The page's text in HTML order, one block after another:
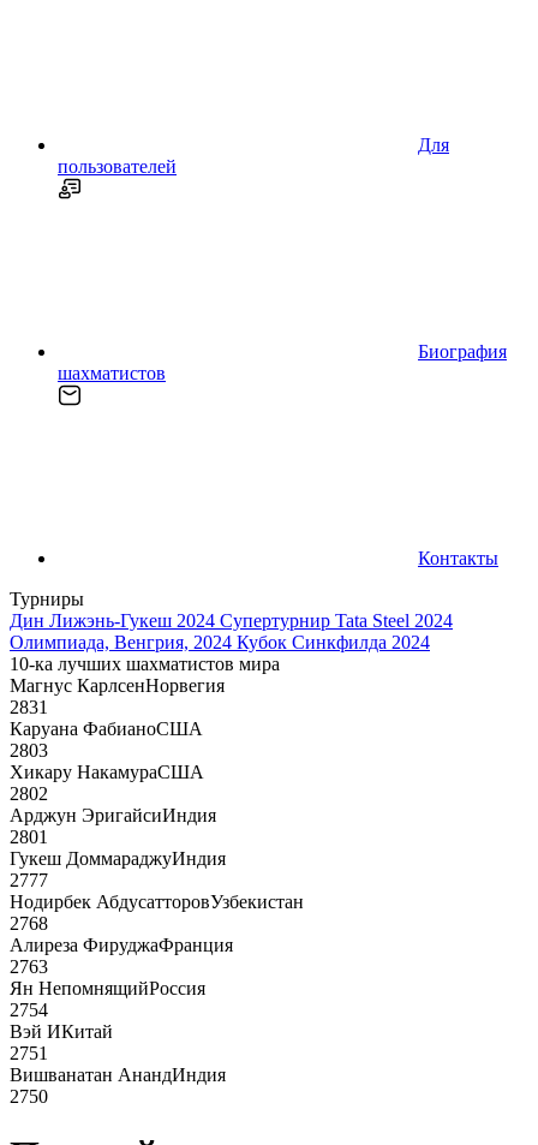
Для
пользователей
Биография
шахматистов
Контакты
Турниры
Дин Лижэнь-Гукеш 2024 Супертурнир Tata Steel 2024
Олимпиада, Венгрия, 2024 Кубок Синкфилда 2024
10-ка лучших шахматистов мира
Магнус КарлсенНорвегия
2831
Каруана ФабианоСША
2803
Хикару НакамураСША
2802
Арджун ЭригайсиИндия
2801
Гукеш ДоммараджуИндия
2777
Нодирбек АбдусатторовУзбекистан
2768
Алиреза ФируджаФранция
2763
Ян НепомнящийРоссия
2754
Вэй ИКитай
2751
Вишванатан АнандИндия
2750